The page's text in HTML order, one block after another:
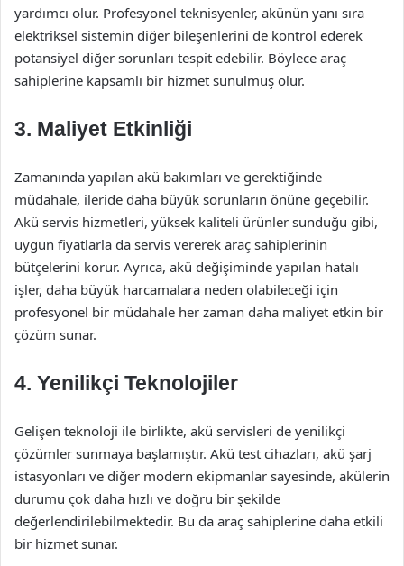
yardımcı olur. Profesyonel teknisyenler, akünün yanı sıra
elektriksel sistemin diğer bileşenlerini de kontrol ederek
potansiyel diğer sorunları tespit edebilir. Böylece araç
sahiplerine kapsamlı bir hizmet sunulmuş olur.
3. Maliyet Etkinliği
Zamanında yapılan akü bakımları ve gerektiğinde
müdahale, ileride daha büyük sorunların önüne geçebilir.
Akü servis hizmetleri, yüksek kaliteli ürünler sunduğu gibi,
uygun fiyatlarla da servis vererek araç sahiplerinin
bütçelerini korur. Ayrıca, akü değişiminde yapılan hatalı
işler, daha büyük harcamalara neden olabileceği için
profesyonel bir müdahale her zaman daha maliyet etkin bir
çözüm sunar.
4. Yenilikçi Teknolojiler
Gelişen teknoloji ile birlikte, akü servisleri de yenilikçi
çözümler sunmaya başlamıştır. Akü test cihazları, akü şarj
istasyonları ve diğer modern ekipmanlar sayesinde, akülerin
durumu çok daha hızlı ve doğru bir şekilde
değerlendirilebilmektedir. Bu da araç sahiplerine daha etkili
bir hizmet sunar.